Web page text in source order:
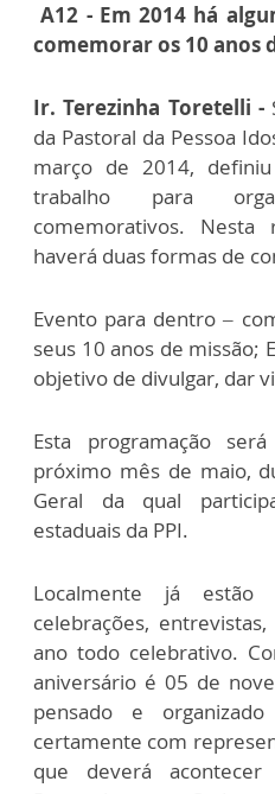
A12 - Em 2014 há
comemorar os 10 anos
Ir. Terezinha Toretelli -
da Pastoral da Pessoa
março de 2014,
trabalho para
comemorativos. Nesta
haverá duas formas de
Evento para dentro –
seus 10 anos de missão;
objetivo de divulgar, dar
Esta programação
próximo mês de maio,
Geral da qual
estaduais da PPI.
Localmente já estão
celebrações,
ano todo celebrativo.
aniversário é 05 de
pensado e
certamente com
que deverá